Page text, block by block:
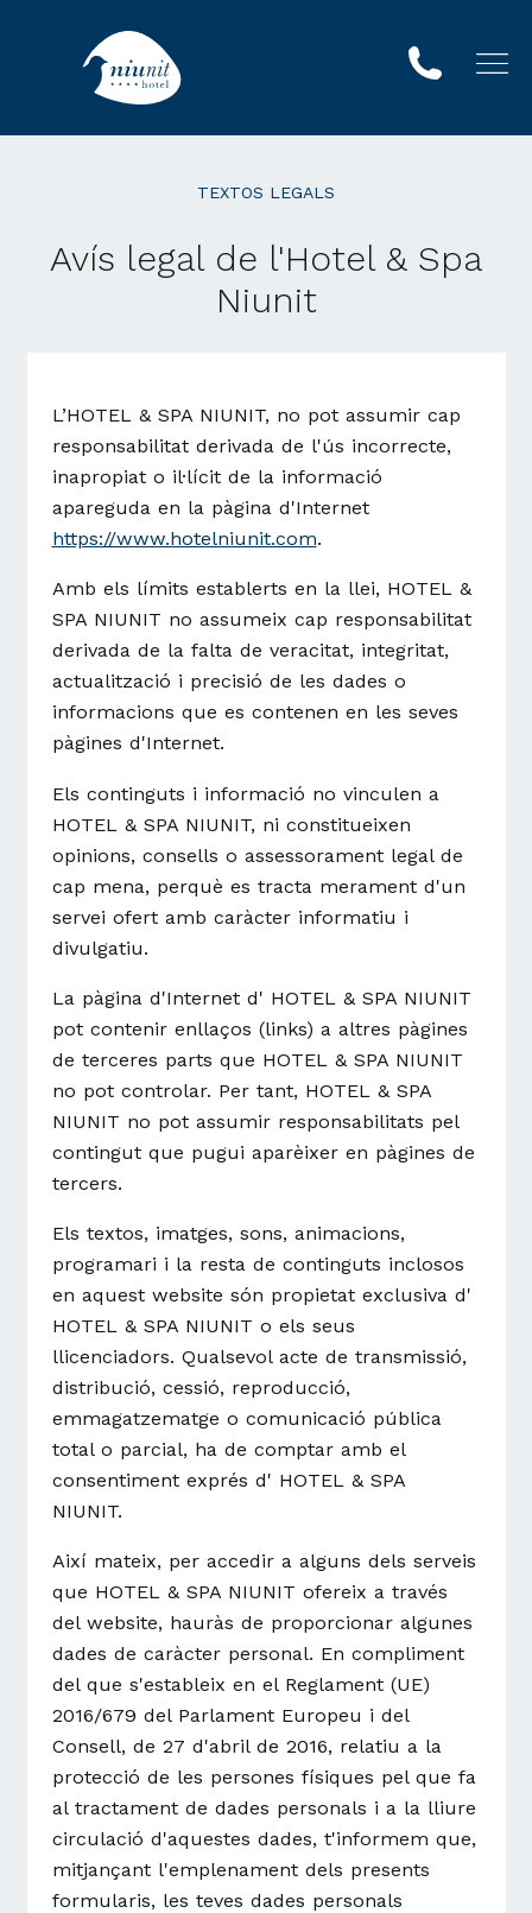
TEXTOS LEGALS
Avís legal de l'Hotel & Spa
Niunit
L’HOTEL & SPA NIUNIT, no pot assumir cap
responsabilitat derivada de l'ús incorrecte,
inapropiat o il·lícit de la informació
apareguda en la pàgina d'Internet
https://www.hotelniunit.com.
Amb els límits establerts en la llei, HOTEL &
SPA NIUNIT no assumeix cap responsabilitat
derivada de la falta de veracitat, integritat,
actualització i precisió de les dades o
informacions que es contenen en les seves
pàgines d'Internet.
Els continguts i informació no vinculen a
HOTEL & SPA NIUNIT, ni constitueixen
opinions, consells o assessorament legal de
cap mena, perquè es tracta merament d'un
servei ofert amb caràcter informatiu i
divulgatiu.
La pàgina d'Internet d' HOTEL & SPA NIUNIT
pot contenir enllaços (links) a altres pàgines
de terceres parts que HOTEL & SPA NIUNIT
no pot controlar. Per tant, HOTEL & SPA
NIUNIT no pot assumir responsabilitats pel
contingut que pugui aparèixer en pàgines de
tercers.
Els textos, imatges, sons, animacions,
programari i la resta de continguts inclosos
en aquest website són propietat exclusiva d'
HOTEL & SPA NIUNIT o els seus
llicenciadors. Qualsevol acte de transmissió,
distribució, cessió, reproducció,
emmagatzematge o comunicació pública
total o parcial, ha de comptar amb el
consentiment exprés d' HOTEL & SPA
NIUNIT.
Així mateix, per accedir a alguns dels serveis
que HOTEL & SPA NIUNIT ofereix a través
del website, hauràs de proporcionar algunes
dades de caràcter personal. En compliment
del que s'estableix en el Reglament (UE)
2016/679 del Parlament Europeu i del
Consell, de 27 d'abril de 2016, relatiu a la
protecció de les persones físiques pel que fa
al tractament de dades personals i a la lliure
circulació d'aquestes dades, t'informem que,
mitjançant l'emplenament dels presents
formularis, les teves dades personals